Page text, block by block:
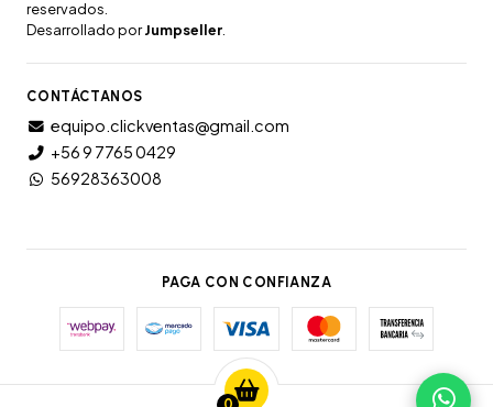
reservados.
Desarrollado porJumpseller
CONTÁCTANOS
equipo.clickventas@gmail.com
+56 9 7765 0429
56928363008
PAGA CON CONFIANZA